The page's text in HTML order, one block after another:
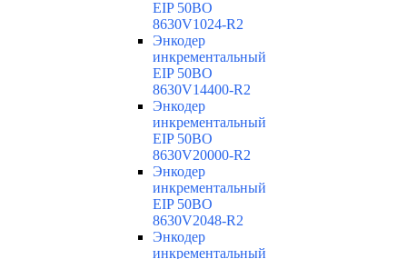
EIP 50BO
8630V1024-R2
Энкодер
инкрементальный
EIP 50BO
8630V14400-R2
Энкодер
инкрементальный
EIP 50BO
8630V20000-R2
Энкодер
инкрементальный
EIP 50BO
8630V2048-R2
Энкодер
инкрементальный